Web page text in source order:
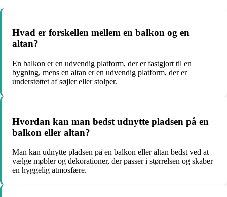
Hvad er forskellen mellem en balkon og en
altan?
En balkon er en udvendig platform, der er fastgjort til en
bygning, mens en altan er en udvendig platform, der er
understøttet af søjler eller stolper.
Hvordan kan man bedst udnytte pladsen på en
balkon eller altan?
Man kan udnytte pladsen på en balkon eller altan bedst ved at
vælge møbler og dekorationer, der passer i størrelsen og skaber
en hyggelig atmosfære.